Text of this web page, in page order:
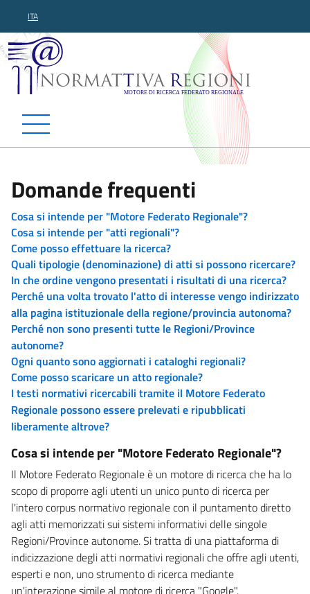
ITA
Normattiva Regioni -
Domande frequenti
Cosa si intende per "Motore Federato Regionale"?
Cosa si intende per "atti regionali"?
Come posso effettuare la ricerca?
Quali tipologie (denominazione) di atti si possono ricercare?
In che ordine vengono presentati i risultati di una ricerca?
Perché una volta trovato l'atto di interesse vengo indirizzato
alla pagina istituzionale della regione/provincia autonoma?
Perché non sono presenti tutte le Regioni/Province
autonome?
Ogni quanto sono aggiornati i cataloghi regionali?
Come posso scaricare un atto regionale?
I testi normativi ricercabili tramite il Motore Federato
Regionale possono essere prelevati e ripubblicati
liberamente altrove?
Cosa si intende per "Motore Federato Regionale"?
Il Motore Federato Regionale è un motore di ricerca che ha lo
scopo di proporre agli utenti un unico punto di ricerca per
l'intero corpus normativo regionale con il puntamento diretto
agli atti memorizzati sui sistemi informativi delle singole
Regioni/Province autonome. Si tratta di una piattaforma di
indicizzazione degli atti normativi regionali che offre agli utenti,
esperti e non, uno strumento di ricerca mediante
un'interazione simile al motore di ricerca "Google".